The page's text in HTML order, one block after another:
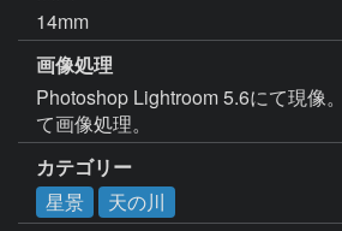
14mm
画像処理
Photoshop Lightroom 5.6にて現像
て画像処理。
カテゴリー
星景
天の川